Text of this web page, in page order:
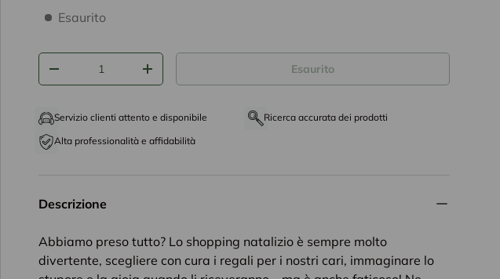
disponibilità prodotto
Esaurito
Q.tà
-
+ Esaurito
Servizio clienti attento e disponibile
Ricerca accurata dei prodotti
Alta professionalità e affidabilità
Descrizione
Abbiamo preso tutto? Lo shopping natalizio è sempre molto
divertente, scegliere con cura i regali per i nostri cari, immaginare lo